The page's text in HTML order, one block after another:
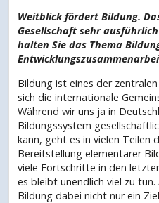
Weitblick fördert Bildung.
Gesellschaft sehr
halten Sie das Thema
Bildung ist eines der
sich die internationale
Während wir uns ja in
Bildungssystem
kann, geht es in vielen Teilen
Bereitstellung elementarer
viele Fortschritte in den
es bleibt unendlich viel zu
Bildung dabei nicht nur ein